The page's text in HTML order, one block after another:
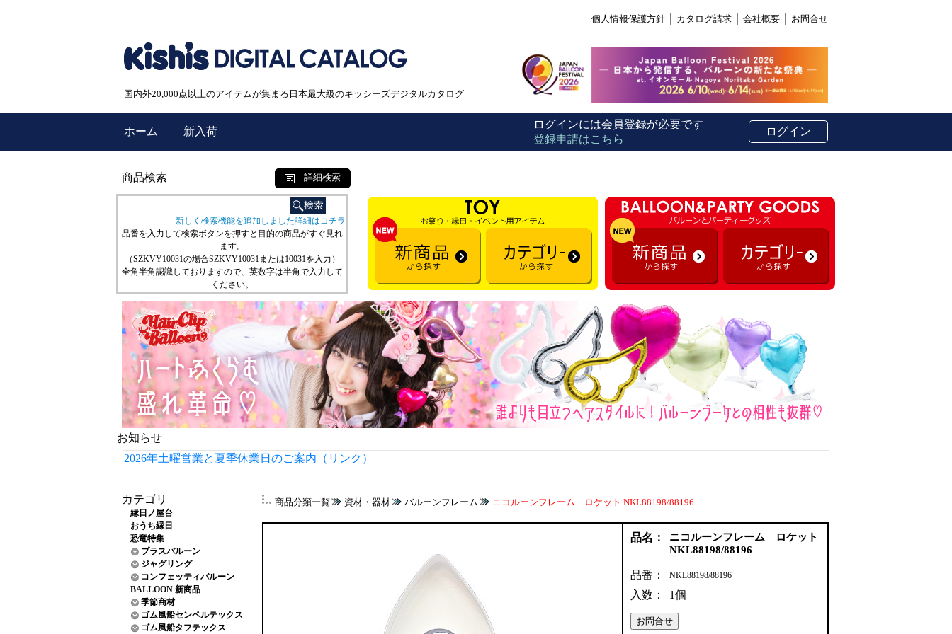
個人情報保護方針 カタログ請求 会社概要 お問合せ
国内外20,000点以上のアイテムが集まる日本最大級のキッシーズデジタルカタログ
ホーム 新入荷
ログインには会員登録が必要です
登録申請はこちら
ログイン
商品検索 詳細検索
新しく検索機能を追加しました詳細はコチラ
品番を入力して検索ボタンを押すと目的の商品がすぐ見れ
ます。
（SZKVY10031の場合SZKVY10031または10031を入力）
全角半角認識しておりますので、英数字は半角で入力して
ください。
お知らせ
2026年土曜営業と夏季休業日のご案内（リンク）
カテゴリ
縁日ノ屋台
おうち縁日
恐竜特集
プラスバルーン
ジャグリング
コンフェッティバルーン
BALLOON 新商品
季節商材
ゴム風船センペルテックス
ゴム風船タフテックス
商品分類一覧 資材・器材 バルーンフレーム ニコルーンフレーム ロケット NKL88198/88196
品名：
ニコルーンフレーム ロケット
NKL88198/88196
品番： NKL88198/88196
入数： 1個